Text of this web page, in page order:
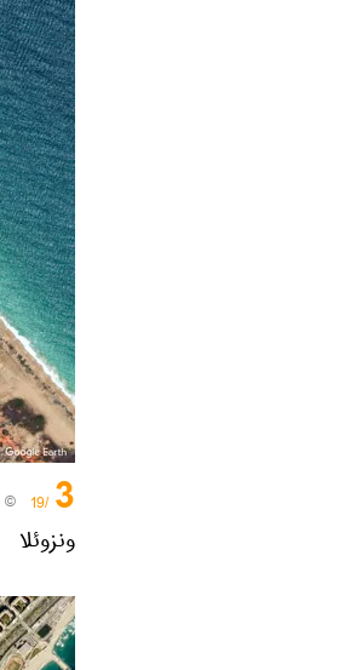
3
/19
© Photo /
ونزوئلا